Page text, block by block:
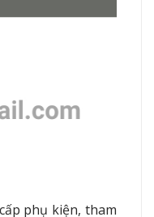
phụ kiện, tham